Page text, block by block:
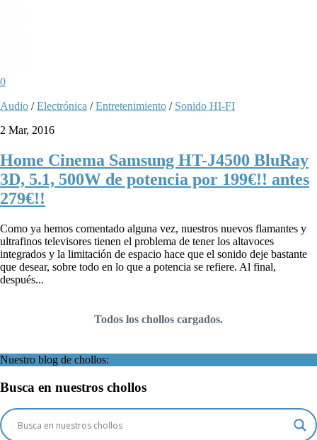
0
Audio /Electrónica /Entretenimiento / Sonido HI-FI
2 Mar, 2016
Home Cinema Samsung HT-J4500 BluRay
3D, 5.1, 500W de potencia por 199€!! antes
279€!!
Como ya hemos comentado alguna vez, nuestros nuevos flamantes y
ultrafinos televisores tienen el problema de tener los altavoces
integrados y la limitación de espacio hace que el sonido deje bastante
que desear, sobre todo en lo que a potencia se refiere. Al final,
después...
Todos los chollos cargados.
Nuestro blog de chollos:
Busca en nuestros chollos